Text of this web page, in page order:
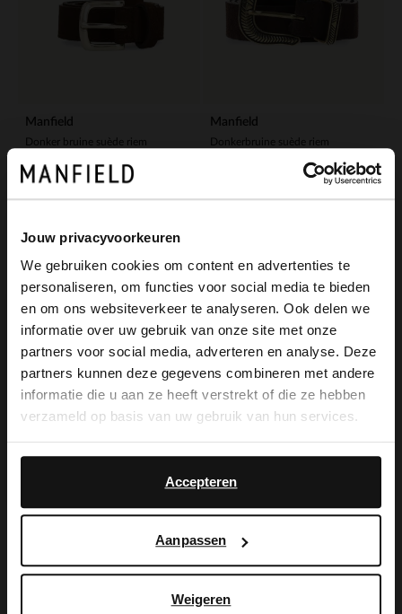
Jouw privacyvoorkeuren
We gebruiken cookies om content en advertenties te
personaliseren, om functies voor social media te bieden
en om ons websiteverkeer te analyseren. Ook delen we
informatie over uw gebruik van onze site met onze
partners voor social media, adverteren en analyse. Deze
partners kunnen deze gegevens combineren met andere
informatie die u aan ze heeft verstrekt of die ze hebben
verzameld op basis van uw gebruik van hun services.
Accepteren
Aanpassen
Weigeren
Manfield
Donker bruine suède riem
29.99
Manfield
Donkerbruine suède riem
Taupe suède riem met gouden chain
34.99
Leopard riem met vacht
29.99
×
View this website in English?
It looks like your language isn't Dutch. Would
you like to switch to English?
English